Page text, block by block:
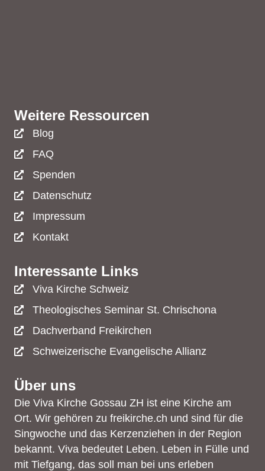
Weitere Ressourcen
Blog
FAQ
Spenden
Datenschutz
Impressum
Kontakt
Interessante Links
Viva Kirche Schweiz
Theologisches Seminar St. Chrischona
Dachverband Freikirchen
Schweizerische Evangelische Allianz
Über uns
Die Viva Kirche Gossau ZH ist eine Kirche am
Ort. Wir gehören zu freikirche.ch und sind für die
Singwoche und das Kerzenziehen in der Region
bekannt. Viva bedeutet Leben. Leben in Fülle und
mit Tiefgang, das soll man bei uns erleben